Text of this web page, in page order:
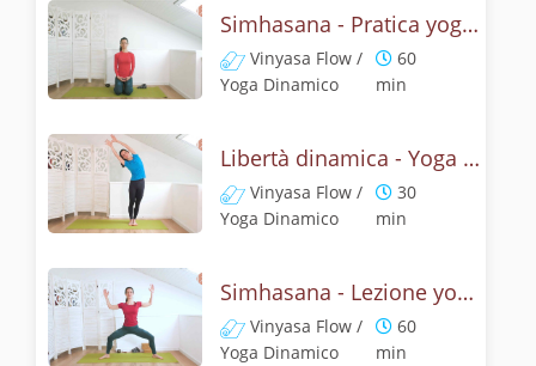
Simhasana - Pratica yoga con la tecnica della posizione del ruggito del leone
Vinyasa Flow /
Yoga Dinamico
60
min
Libertà dinamica - Yoga con il ruggito del leone
Vinyasa Flow /
Yoga Dinamico
30
min
Simhasana - Lezione yoga con la mitologia della posizione del ruggito del leone
Vinyasa Flow /
Yoga Dinamico
60
min